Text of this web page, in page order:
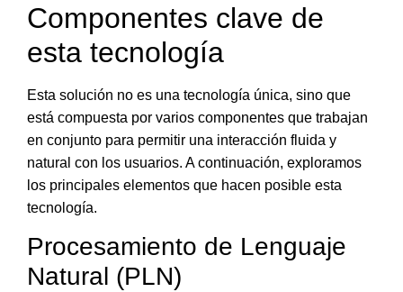
Componentes clave de
esta tecnología
Esta solución no es una tecnología única, sino que
está compuesta por varios componentes que trabajan
en conjunto para permitir una interacción fluida y
natural con los usuarios. A continuación, exploramos
los principales elementos que hacen posible esta
tecnología.
Procesamiento de Lenguaje
Natural (PLN)